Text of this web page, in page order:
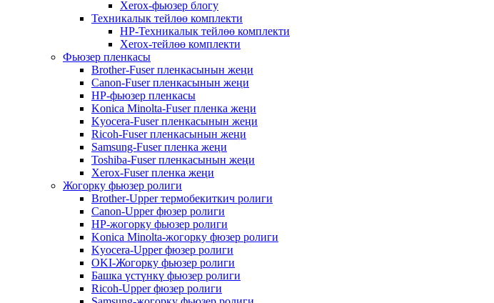
Xerox-фьюзер блогу
Техникалык тейлөө комплекти
HP-Техникалык тейлөө комплекти
Xerox-тейлөө комплекти
Фьюзер пленкасы
Brother-Fuser пленкасынын жеңи
Canon-Fuser пленкасынын жеңи
HP-фьюзер пленкасы
Konica Minolta-Fuser пленка жеңи
Kyocera-Fuser пленкасынын жеңи
Ricoh-Fuser пленкасынын жеңи
Samsung-Fuser пленка жеңи
Toshiba-Fuser пленкасынын жеңи
Xerox-Fuser пленка жеңи
Жогорку фьюзер ролиги
Brother-Upper термобекиткич ролиги
Canon-Upper фюзер ролиги
HP-жогорку фьюзер ролиги
Konica Minolta-жогорку фюзер ролиги
Kyocera-Upper фюзер ролиги
OKI-Жогорку фьюзер ролиги
Башка үстүнкү фьюзер ролиги
Ricoh-Upper фюзер ролиги